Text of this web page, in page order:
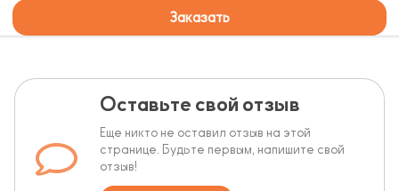
Заказать
Оставьте свой отзыв
Еще никто не оставил отзыв на этой
странице. Будьте первым, напишите свой
отзыв!